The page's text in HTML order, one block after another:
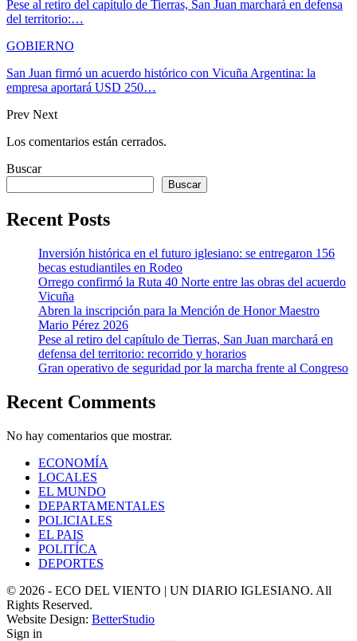
Pese al retiro del capítulo de Tierras, San Juan marchará en defensa
del territorio:…
GOBIERNO
San Juan firmó un acuerdo histórico con Vicuña Argentina: la
empresa aportará USD 250…
Prev Next
Los comentarios están cerrados.
Buscar
Buscar
Recent Posts
Inversión histórica en el futuro iglesiano: se entregaron 156
becas estudiantiles en Rodeo
Orrego confirmó la Ruta 40 Norte entre las obras del acuerdo
Vicuña
Abren la inscripción para la Mención de Honor Maestro
Mario Pérez 2026
Pese al retiro del capítulo de Tierras, San Juan marchará en
defensa del territorio: recorrido y horarios
Gran operativo de seguridad por la marcha frente al Congreso
Recent Comments
No hay comentarios que mostrar.
ECONOMÍA
LOCALES
EL MUNDO
DEPARTAMENTALES
POLICIALES
EL PAIS
POLITÍCA
DEPORTES
© 2026 - ECO DEL VIENTO | UN DIARIO IGLESIANO. All
Rights Reserved.
Website Design: BetterStudio
Sign in